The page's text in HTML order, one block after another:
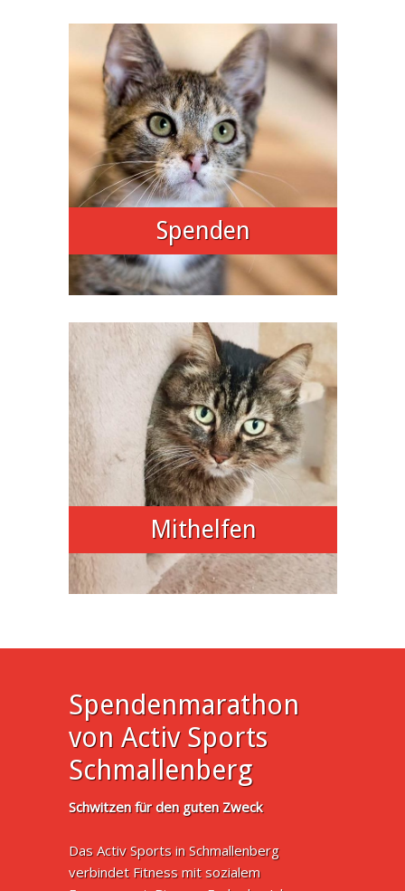
Spenden
Mithelfen
Spendenmarathon
von Activ Sports
Schmallenberg
Schwitzen für den guten Zweck
Das Activ Sports in Schmallenberg
verbindet Fitness mit sozialem